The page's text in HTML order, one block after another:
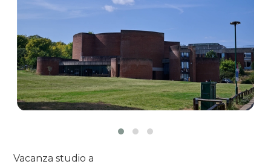
Vacanza studio a